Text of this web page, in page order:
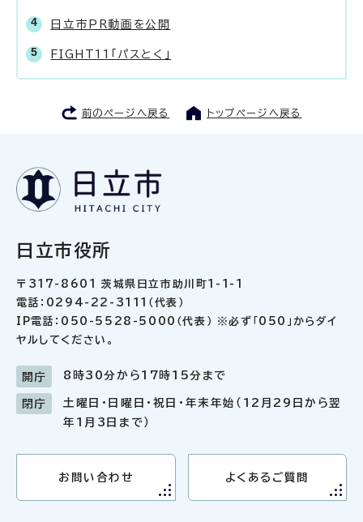
日立市PR動画を公開
FIGHT11「パスとく」
前のページへ戻る トップページへ戻る
日立市役所
〒317-8601 茨城県日立市助川町1-1-1
電話：0294-22-3111（代表）
IP電話：050-5528-5000（代表） ※必ず「050」からダイ
ヤルしてください。
開庁 8時30分から17時15分まで
閉庁
土曜日・日曜日・祝日・年末年始（12月29日から翌
年1月3日まで）
お問い合わせ よくあるご質問